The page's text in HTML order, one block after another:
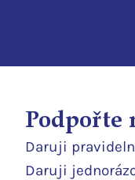
Podpořte
Daruji
Daruji jedn